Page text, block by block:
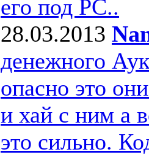
его под РС..
28.03.2013
денежного
опасно это
и хай с ним а
это сильно.